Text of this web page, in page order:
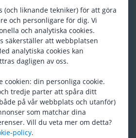
Basil Noir Sadelöverdrag
(3)
Rek. pris147
131
Selle RoyalSaddle Clamp Silver
(2)
Rek. pris 34
28
(och liknande tekniker) för att göra
och personligare för dig. Vi
och analytiska cookies.
säkerställer att webbplatsen
analytiska cookies kan
dagligen av oss.
cookien: din personliga cookie.
tredje parter att spåra ditt
på vår webbplats och utanför)
som matchar dina
Vill du veta mer om detta?
policy.